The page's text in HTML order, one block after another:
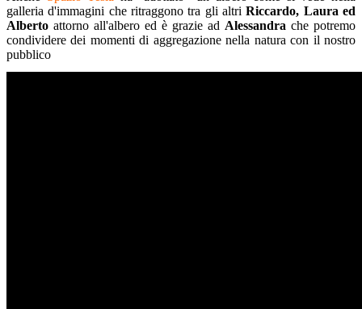
galleria d'immagini che ritraggono tra gli altriRiccardo, Laura ed
Alberto attorno all'albero ed è grazie ad Alessandra che potremo
condividere dei momenti di aggregazione nella natura con il nostro
pubblico